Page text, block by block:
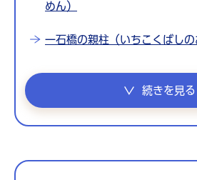
めん）
一石橋の親柱（いちこくばしの
続きを見る